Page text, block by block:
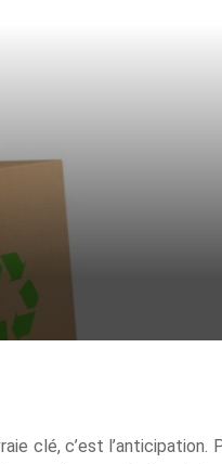
clé, c’est